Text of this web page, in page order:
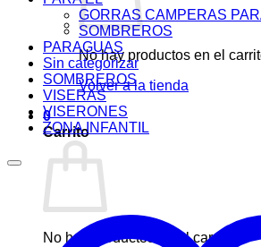
No hay productos en el
Volver a la tienda
0
Carrito
No hay productos en el carrito.
GORRAS CAMPERAS
SOMBREROS
PARAGUAS
Sin categorizar
SOMBREROS
VISERAS
VISERONES
ZONA INFANTIL